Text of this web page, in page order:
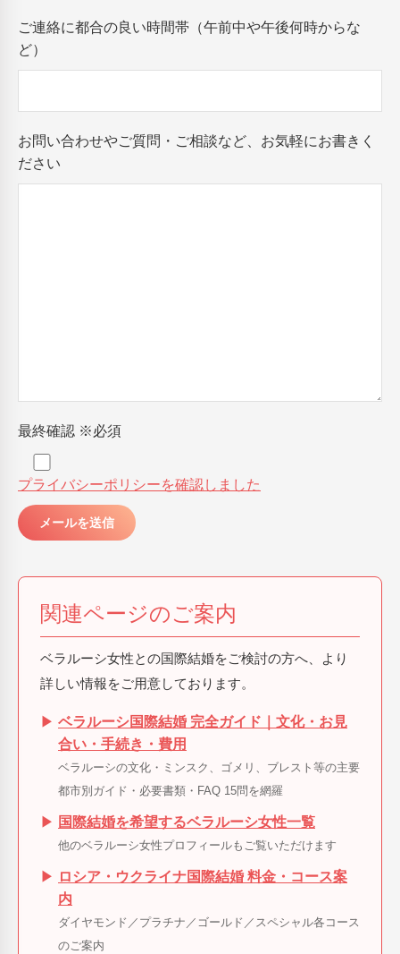
ご連絡に都合の良い時間帯（午前中や午後何時からな
ど）
お問い合わせやご質問・ご相談など、お気軽にお書きく
ださい
最終確認 ※必須
プライバシーポリシーを確認しました
関連ページのご案内
ベラルーシ女性との国際結婚をご検討の方へ、より
詳しい情報をご用意しております。
▶ ベラルーシ国際結婚 完全ガイド｜文化・お見
合い・手続き・費用
ベラルーシの文化・ミンスク、ゴメリ、ブレスト等の主要
都市別ガイド・必要書類・FAQ 15問を網羅
▶ 国際結婚を希望するベラルーシ女性一覧
他のベラルーシ女性プロフィールもご覧いただけます
▶ ロシア・ウクライナ国際結婚 料金・コース案
内
ダイヤモンド／プラチナ／ゴールド／スペシャル各コース
のご案内